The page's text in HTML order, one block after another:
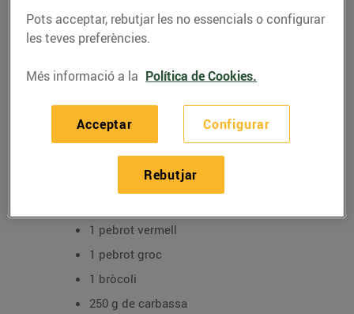
RECEPTES
Escabetx de verdures
05/d’agost/2021
Ingredients per a 4 persones:
2 albergínies
1 carbassó
1 pebrot vermell
1 pebrot groc
1 bròcoli
250 g de carbassa
Pots acceptar, rebutjar les no essencials o configurar
les teves preferències.
Més informació a la Política de Cookies.
Configurar
Rebutjar
Acceptar